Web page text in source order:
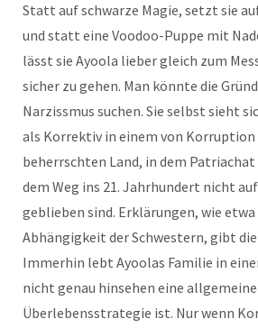
Statt auf schwarze Magie, setzt sie
und statt eine Voodoo-Puppe mit
lässt sie Ayoola lieber gleich zum
sicher zu gehen. Man könnte die
Narzissmus suchen. Sie selbst sieht
als Korrektiv in einem von Korruption
beherrschten Land, in dem Patriachat
dem Weg ins 21. Jahrhundert nicht
geblieben sind. Erklärungen, wie
Abhängigkeit der Schwestern, gibt
Immerhin lebt Ayoolas Familie in
nicht genau hinsehen eine allgemeine
Überlebensstrategie ist. Nur wenn